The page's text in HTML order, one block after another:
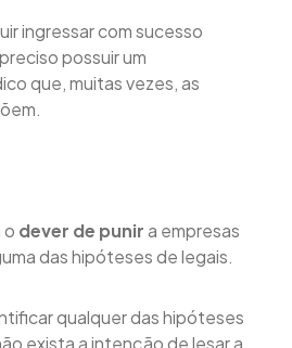
ingressar com sucesso
possuir um
que, muitas vezes, as
o dever de punira empresas
das hipóteses de legais.
qualquer das hipóteses
exista a intenção de lesar a